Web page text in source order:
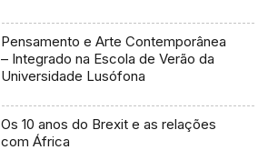
Pensamento e Arte Contemporânea
– Integrado na Escola de Verão da
Universidade Lusófona
Os 10 anos do Brexit e as relações
com África